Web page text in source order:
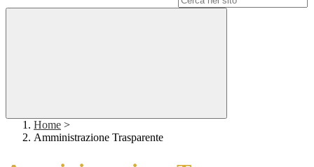
Home >
Amministrazione Trasparente